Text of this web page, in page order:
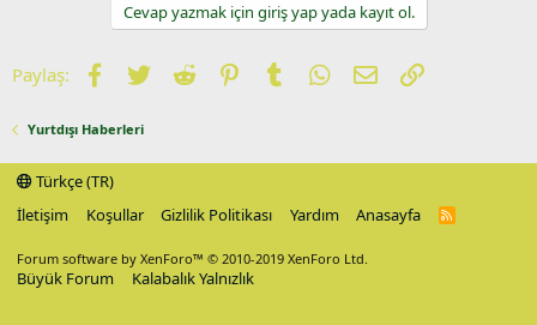
Cevap yazmak için giriş yap yada kayıt ol.
Paylaş: Facebook
TwitterReddit PinterestTumblrWhatsApp
E-postaLink
Yurtdışı Haberleri
Türkçe (TR)
İletişim
Koşullar Gizlilik Politikası Yardım Anasayfa
R
Forum software by XenForo™ © 2010-2019 XenForo Ltd.
Büyük Forum Kalabalık Yalnızlık